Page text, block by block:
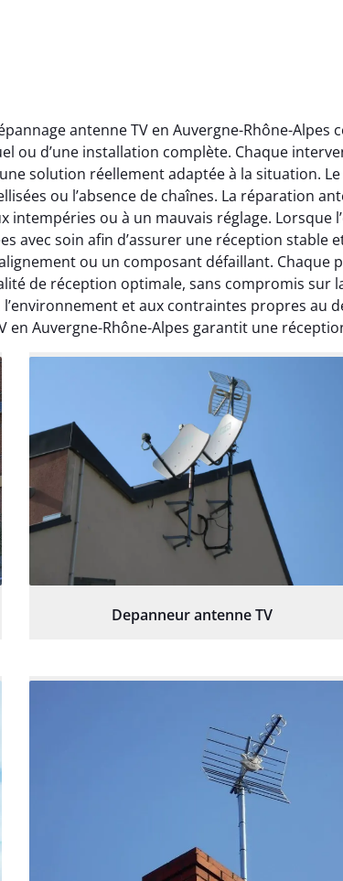
antenne TV en Auvergne-Rhône-Alpes
ou d’une installation complète. Chaque
solution réellement adaptée à la situation.
ou l’absence de chaînes. La réparation
intempéries ou à un mauvais réglage.
avec soin afin d’assurer une réception
ou un composant défaillant. Chaque
de réception optimale, sans compromis sur
et aux contraintes propres au
Auvergne-Rhône-Alpes garantit une
Depanneur antenne TV